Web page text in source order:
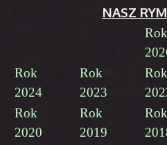
NASZ
Rok
Rok
2024
Rok
2023
Rok
Rok
2020
Rok
2019
Rok